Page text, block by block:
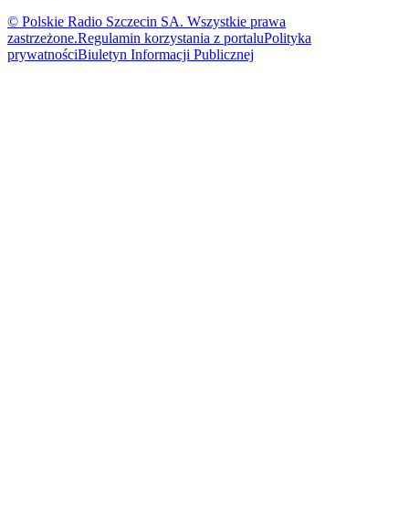
© Polskie Radio Szczecin SA. Wszystkie prawa
zastrzeżone.Regulamin korzystania z portaluPolityka
prywatnościBiuletyn Informacji Publicznej